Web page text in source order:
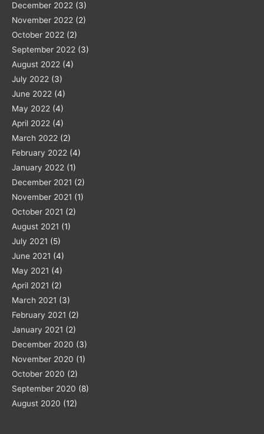
December 2022 (3)
November 2022 (2)
October 2022 (2)
September 2022 (3)
August 2022 (4)
July 2022 (3)
June 2022 (4)
May 2022 (4)
April 2022 (4)
March 2022 (2)
February 2022 (4)
January 2022 (1)
December 2021 (2)
November 2021 (1)
October 2021 (2)
August 2021 (1)
July 2021 (5)
June 2021 (4)
May 2021 (4)
April 2021 (2)
March 2021 (3)
February 2021 (2)
January 2021 (2)
December 2020 (3)
November 2020 (1)
October 2020 (2)
September 2020 (8)
August 2020 (12)